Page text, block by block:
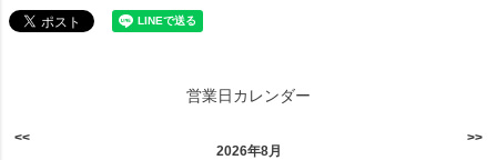
営業日カレンダー
2026年8月